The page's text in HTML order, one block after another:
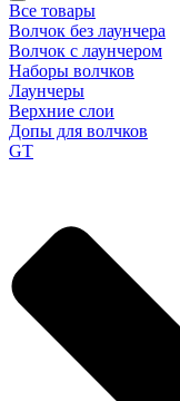
Все товары
Волчок без лаунчера
Волчок с лаунчером
Наборы волчков
Лаунчеры
Верхние слои
Допы для волчков
GT